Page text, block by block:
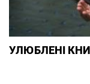
УЛЮБЛЕНІ